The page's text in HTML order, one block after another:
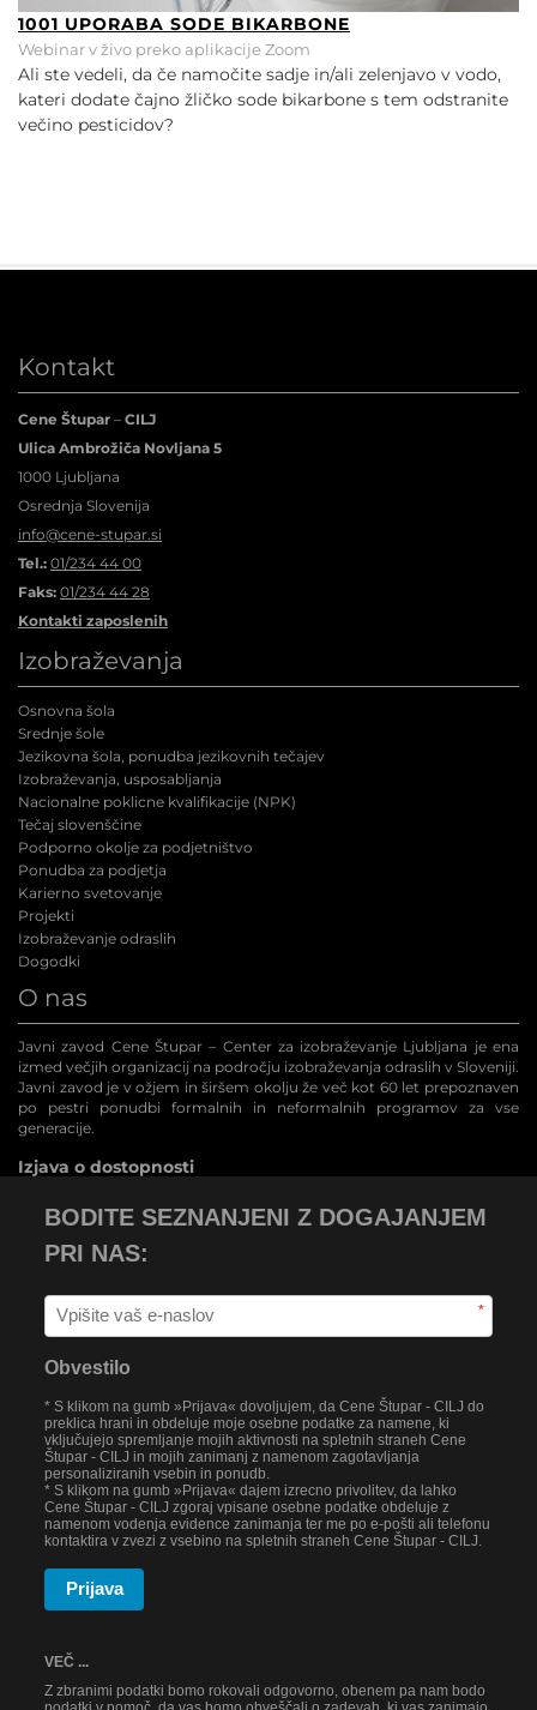
1001 UPORABA SODE BIKARBONE
Webinar v živo preko aplikacije Zoom
Ali ste vedeli, da če namočite sadje in/ali zelenjavo v vodo,
kateri dodate čajno žličko sode bikarbone s tem odstranite
večino pesticidov?
Kontakt
Cene Štupar – CILJ
Ulica Ambrožiča Novljana 5
1000 Ljubljana
Osrednja Slovenija
info@cene-stupar.si
Tel.: 01/234 44 00
Faks: 01/234 44 28
Kontakti zaposlenih
Izobraževanja
Osnovna šola
Srednje šole
Jezikovna šola, ponudba jezikovnih tečajev
Izobraževanja, usposabljanja
Nacionalne poklicne kvalifikacije (NPK)
Tečaj slovenščine
Podporno okolje za podjetništvo
Ponudba za podjetja
Karierno svetovanje
Projekti
Izobraževanje odraslih
Dogodki
O nas
Javni zavod Cene Štupar – Center za izobraževanje Ljubljana je ena
izmed večjih organizacij na področju izobraževanja odraslih v Sloveniji.
Javni zavod je v ožjem in širšem okolju že več kot 60 let prepoznaven
po pestri ponudbi formalnih in neformalnih programov za vse
generacije.
Izjava o dostopnosti
BODITE SEZNANJENI Z DOGAJANJEM
PRI NAS:
*
Obvestilo
* S klikom na gumb »Prijava« dovoljujem, da Cene Štupar - CILJ do
preklica hrani in obdeluje moje osebne podatke za namene, ki
vključujejo spremljanje mojih aktivnosti na spletnih straneh Cene
Štupar - CILJ in mojih zanimanj z namenom zagotavljanja
personaliziranih vsebin in ponudb.
* S klikom na gumb »Prijava« dajem izrecno privolitev, da lahko
Cene Štupar - CILJ zgoraj vpisane osebne podatke obdeluje z
namenom vodenja evidence zanimanja ter me po e-pošti ali telefonu
kontaktira v zvezi z vsebino na spletnih straneh Cene Štupar - CILJ.
Prijava
VEČ ...
Z zbranimi podatki bomo rokovali odgovorno, obenem pa nam bodo